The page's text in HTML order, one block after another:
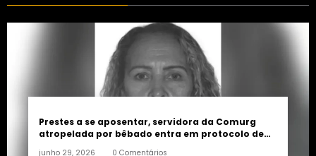
Prestes a se aposentar, servidora da Comurg
atropelada por bêbado entra em protocolo de
junho 29, 2026 0 Comentários